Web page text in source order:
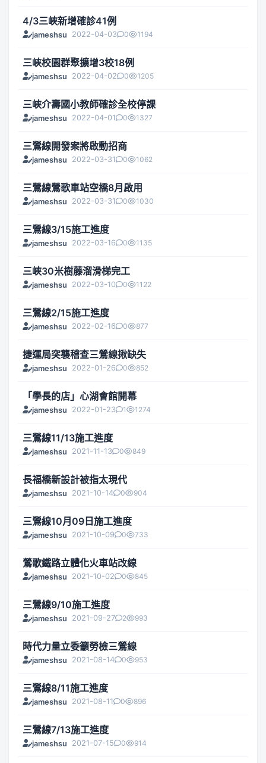
4/3三峽新增確診41例
jameshsu 2022-04-03 0 1194
三峽校園群聚擴增3校18例
jameshsu 2022-04-02 0 1205
三峽介壽國小教師確診全校停課
jameshsu 2022-04-01 0 1327
三鶯線開發案將啟動招商
jameshsu 2022-03-31 0 1062
三鶯線鶯歌車站空橋8月啟用
jameshsu 2022-03-31 0 1030
三鶯線3/15施工進度
jameshsu 2022-03-16 0 1135
三峽30米樹藤溜滑梯完工
jameshsu 2022-03-10 0 1122
三鶯線2/15施工進度
jameshsu 2022-02-16 0 877
捷運局突襲稽查三鶯線揪缺失
jameshsu 2022-01-26 0 852
「學長的店」心湖會館開幕
jameshsu 2022-01-23 1 1274
三鶯線11/13施工進度
jameshsu 2021-11-13 0 849
長福橋新設計被指太現代
jameshsu 2021-10-14 0 904
三鶯線10月09日施工進度
jameshsu 2021-10-09 0 733
鶯歌鐵路立體化火車站改線
jameshsu 2021-10-02 0 845
三鶯線9/10施工進度
jameshsu 2021-09-27 2 993
時代力量立委籲勞檢三鶯線
jameshsu 2021-08-14 0 953
三鶯線8/11施工進度
jameshsu 2021-08-11 0 896
三鶯線7/13施工進度
jameshsu 2021-07-15 0 914